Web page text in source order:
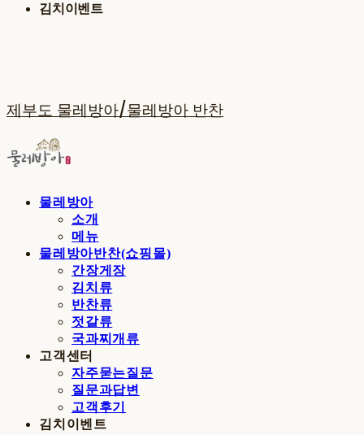
김치이벤트
제부도 물레방아/물레방아 반찬
물레방아
소개
메뉴
물레방아반찬(쇼핑몰)
간장게장
김치류
반찬류
젓갈류
국과찌개류
고객센터
자주묻는질문
질문과답변
고객후기
김치이벤트